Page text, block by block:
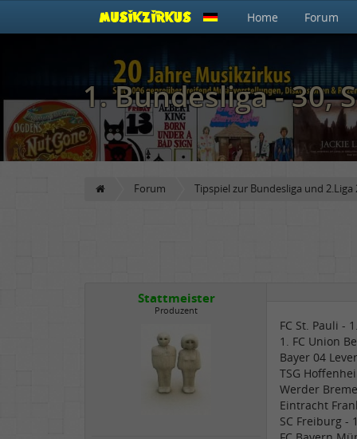
Home Forum
1. Bundesliga - 30,
Forum Tipspiel zur Bundesliga und
Stattmeister
Produzent
FC St. Pauli -
1. FC Union
Bayer 04
TSG
Werder
Eintracht
SC Freiburg -